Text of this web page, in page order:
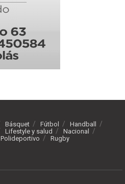
Básquet Fútbol
Handball
Lifestyle y salud
Nacional
Polideportivo Rugby